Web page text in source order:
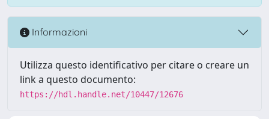
Informazioni
Utilizza questo identificativo per citare o creare un
link a questo documento:
https://hdl.handle.net/10447/12676